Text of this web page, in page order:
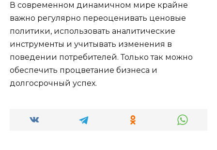
В современном динамичном мире крайне
важно регулярно переоценивать ценовые
политики, использовать аналитические
инструменты и учитывать изменения в
поведении потребителей. Только так можно
обеспечить процветание бизнеса и
долгосрочный успех.